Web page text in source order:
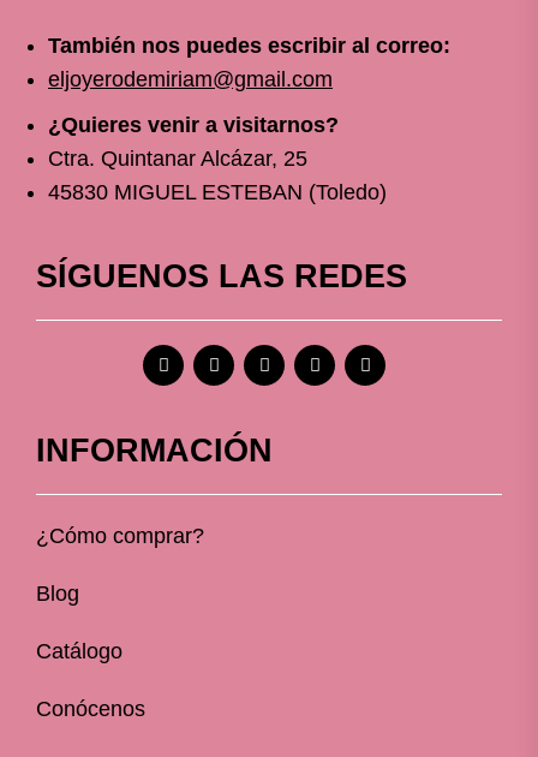
También nos puedes escribir al correo:
eljoyerodemiriam@gmail.com
¿Quieres venir a visitarnos?
Ctra. Quintanar Alcázar, 25
45830 MIGUEL ESTEBAN (Toledo)
SÍGUENOS LAS REDES
INFORMACIÓN
¿Cómo comprar?
Blog
Catálogo
Conócenos